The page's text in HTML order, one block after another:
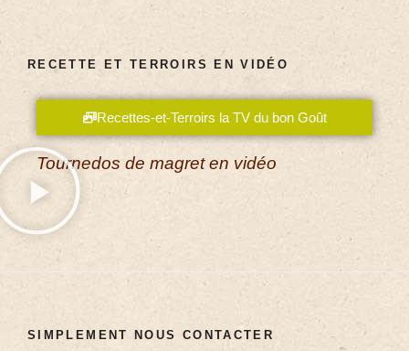
RECETTE ET TERROIRS EN VIDÉO
Recettes-et-Terroirs la TV du bon Goût
Tournedos de magret en vidéo
SIMPLEMENT NOUS CONTACTER